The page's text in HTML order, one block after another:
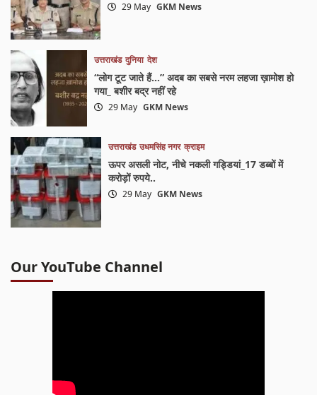
29 May GKM News
उत्तराखंड दुनिया देश
“लोग टूट जाते हैं…” अदब का सबसे नरम लहजा ख़ामोश हो
गया_ बशीर बद्र नहीं रहे
29 May GKM News
उत्तराखंड उधमसिंह नगर क्राइम
ऊपर असली नोट, नीचे नकली गड्डियां_17 डब्बों में
करोड़ों रुपये..
29 May GKM News
Our YouTube Channel